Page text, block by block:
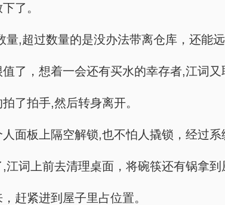
了。
,超过数量的是没办法带离仓库，还能
了，想着一会还有买水的幸存者,江词又
了拍手,然后转身离开。
面板上隔空解锁,也不怕人撬锁，经过系
词上前去清理桌面，将碗筷还有锅拿到
赶紧进到屋子里占位置。